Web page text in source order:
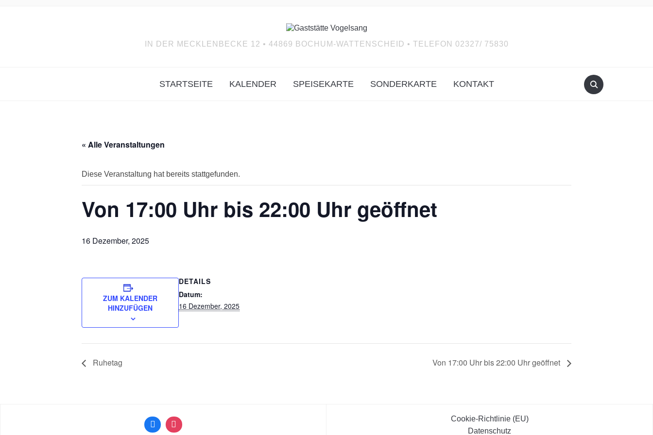
IN DER MECKLENBECKE 12 • 44869 BOCHUM-WATTENSCHEID • TELEFON 02327/ 75830
STARTSEITE KALENDER SPEISEKARTE SONDERKARTE KONTAKT
« Alle Veranstaltungen
Diese Veranstaltung hat bereits stattgefunden.
Von 17:00 Uhr bis 22:00 Uhr geöffnet
16 Dezember, 2025
ZUM KALENDER
HINZUFÜGEN
DETAILS
Datum:
16 Dezember, 2025
Ruhetag Von 17:00 Uhr bis 22:00 Uhr geöffnet
Cookie-Richtlinie (EU)
Datenschutz